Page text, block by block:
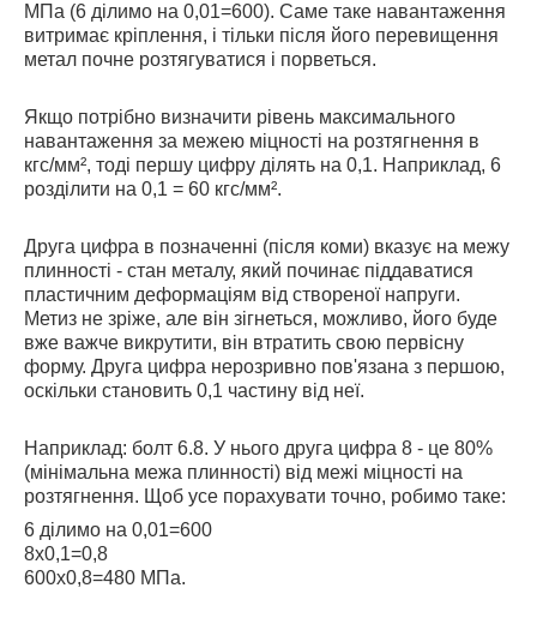
МПа (6 ділимо на 0,01=600). Саме таке навантаження
витримає кріплення, і тільки після його перевищення
метал почне розтягуватися і порветься.
Якщо потрібно визначити рівень максимального
навантаження за межею міцності на розтягнення в
кгс/мм², тоді першу цифру ділять на 0,1. Наприклад, 6
розділити на 0,1 = 60 кгс/мм².
Друга цифра в позначенні (після коми) вказує на межу
плинності - стан металу, який починає піддаватися
пластичним деформаціям від створеної напруги.
Метиз не зріже, але він зігнеться, можливо, його буде
вже важче викрутити, він втратить свою первісну
форму. Друга цифра нерозривно пов'язана з першою,
оскільки становить 0,1 частину від неї.
Наприклад: болт 6.8. У нього друга цифра 8 - це 80%
(мінімальна межа плинності) від межі міцності на
розтягнення. Щоб усе порахувати точно, робимо таке:
6 ділимо на 0,01=600
8х0,1=0,8
600х0,8=480 МПа.